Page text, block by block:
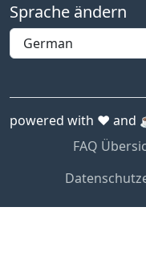
Sprache ändern
powered with ❤️ and
FAQ